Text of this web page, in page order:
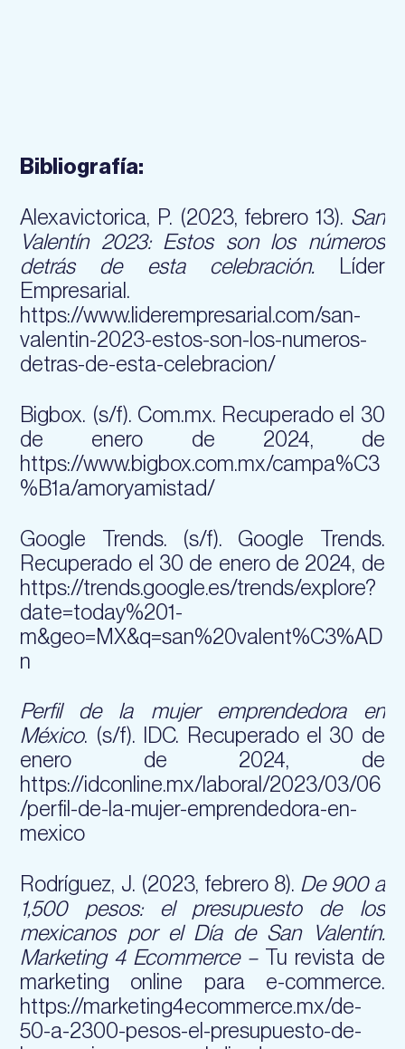
Bibliografía:
Alexavictorica, P. (2023, febrero 13). San
Valentín 2023: Estos son los números
detrás de esta celebración.Líder
Empresarial.
https://www.liderempresarial.com/san-
valentin-2023-estos-son-los-numeros-
detras-de-esta-celebracion/
Bigbox. (s/f). Com.mx. Recuperado el 30
de enero de 2024, de
https://www.bigbox.com.mx/campa%C3
%B1a/amoryamistad/
Google Trends. (s/f). Google Trends.
Recuperado el 30 de enero de 2024, de
https://trends.google.es/trends/explore?
date=today%201-
m&geo=MX&q=san%20valent%C3%AD
n
Perfil de la mujer emprendedora en
México. (s/f). IDC. Recuperado el 30 de
enero de 2024, de
https://idconline.mx/laboral/2023/03/06
/perfil-de-la-mujer-emprendedora-en-
mexico
Rodríguez, J. (2023, febrero 8). De 900 a
1,500 pesos: el presupuesto de los
mexicanos por el Día de San Valentín.
Marketing 4 Ecommerce –Tu revista de
marketing online para e-commerce.
https://marketing4ecommerce.mx/de-
50-a-2300-pesos-el-presupuesto-de-